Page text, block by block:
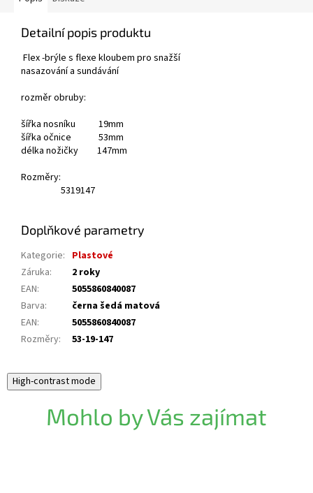
Detailní popis produktu
Flex -brýle s flexe kloubem pro snažší
nasazování a sundávání
rozměr obruby:
šířka nosníku 19mm
šířka očnice 53mm
délka nožičky 147mm
Rozměry:
5319147
Doplňkové parametry
Kategorie: Plastové
Záruka:
2 roky
EAN:
5055860840087
Barva:
černa šedá matová
EAN:
5055860840087
Rozměry: 53-19-147
High-contrast mode
Mohlo by Vás zajímat